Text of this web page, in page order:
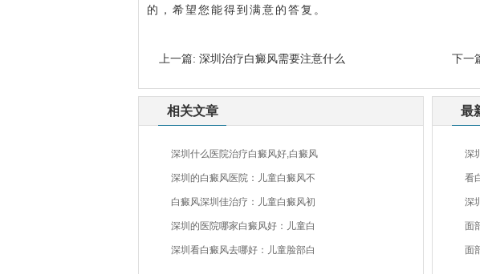
的，希望您能得到满意的答复。
上一篇: 深圳治疗白癜风需要注意什么 下一
相关文章
深圳什么医院治疗白癜风好,白癜风
深圳的白癜风医院：儿童白癜风不
白癜风深圳佳治疗：儿童白癜风初
深圳的医院哪家白癜风好：儿童白
深圳看白癜风去哪好：儿童脸部白
最
深
看
深
面
面